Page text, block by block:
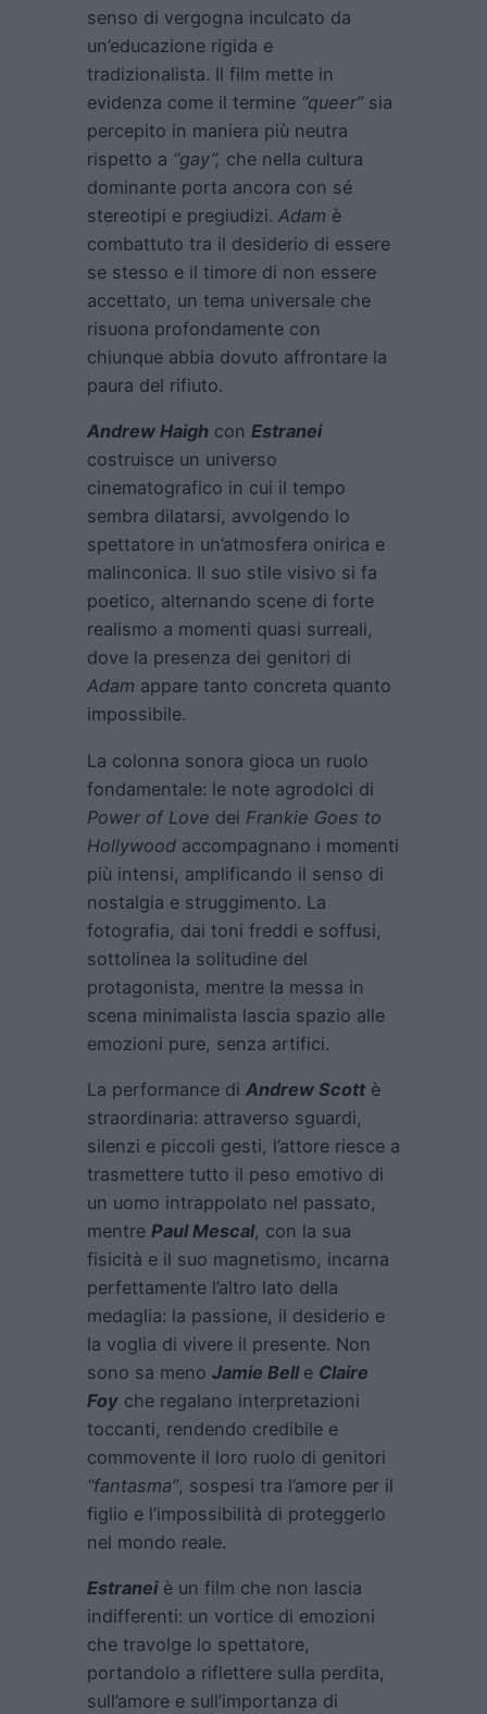
senso di vergogna inculcato da
un’educazione rigida e
tradizionalista. Il film mette in
evidenza come il termine “queer”sia
percepito in maniera più neutra
rispetto a “gay”, che nella cultura
dominante porta ancora con sé
stereotipi e pregiudizi. Adam è
combattuto tra il desiderio di essere
se stesso e il timore di non essere
accettato, un tema universale che
risuona profondamente con
chiunque abbia dovuto affrontare la
paura del rifiuto.
Andrew Haigh con Estranei
costruisce un universo
cinematografico in cui il tempo
sembra dilatarsi, avvolgendo lo
spettatore in un’atmosfera onirica e
malinconica. Il suo stile visivo si fa
poetico, alternando scene di forte
realismo a momenti quasi surreali,
dove la presenza dei genitori di
Adam appare tanto concreta quanto
impossibile.
La colonna sonora gioca un ruolo
fondamentale: le note agrodolci di
Power of Love dei Frankie Goes to
Hollywood accompagnano i momenti
più intensi, amplificando il senso di
nostalgia e struggimento. La
fotografia, dai toni freddi e soffusi,
sottolinea la solitudine del
protagonista, mentre la messa in
scena minimalista lascia spazio alle
emozioni pure, senza artifici.
La performance di Andrew Scott è
straordinaria: attraverso sguardi,
silenzi e piccoli gesti, l’attore riesce a
trasmettere tutto il peso emotivo di
un uomo intrappolato nel passato,
mentre Paul Mescal, con la sua
fisicità e il suo magnetismo, incarna
perfettamente l’altro lato della
medaglia: la passione, il desiderio e
la voglia di vivere il presente. Non
sono sa meno Jamie Bell e Claire
Foy che regalano interpretazioni
toccanti, rendendo credibile e
commovente il loro ruolo di genitori
“fantasma”, sospesi tra l’amore per il
figlio e l’impossibilità di proteggerlo
nel mondo reale.
Estraneiè un film che non lascia
indifferenti: un vortice di emozioni
che travolge lo spettatore,
portandolo a riflettere sulla perdita,
sull’amore e sull’importanza di